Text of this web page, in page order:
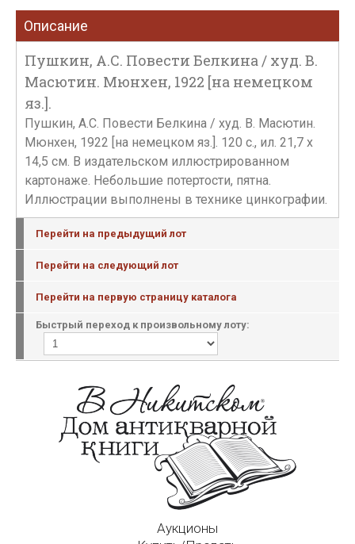
Описание
Пушкин, А.С. Повести Белкина / худ. В.
Масютин. Мюнхен, 1922 [на немецком
яз.].
Пушкин, А.С. Повести Белкина / худ. В. Масютин.
Мюнхен, 1922 [на немецком яз.]. 120 с., ил. 21,7 х
14,5 см. В издательском иллюстрированном
картонаже. Небольшие потертости, пятна.
Иллюстрации выполнены в технике цинкографии.
Перейти на предыдущий лот
Перейти на следующий лот
Перейти на первую страницу каталога
Быстрый переход к произвольному лоту:
Аукционы